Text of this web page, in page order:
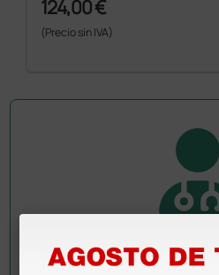
124,00 €
(Precio sin IVA)
Pregúntale a un colega